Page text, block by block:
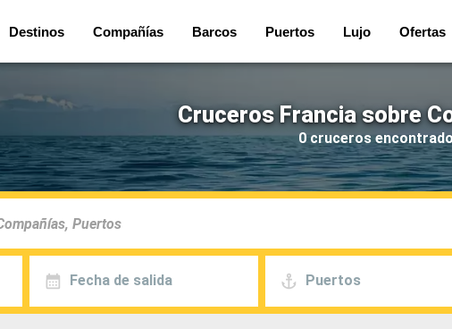
Destinos Compañías Barcos Puertos Lujo Ofertas
Cruceros Francia sobre
0 cruceros
Fecha de salida Puertos